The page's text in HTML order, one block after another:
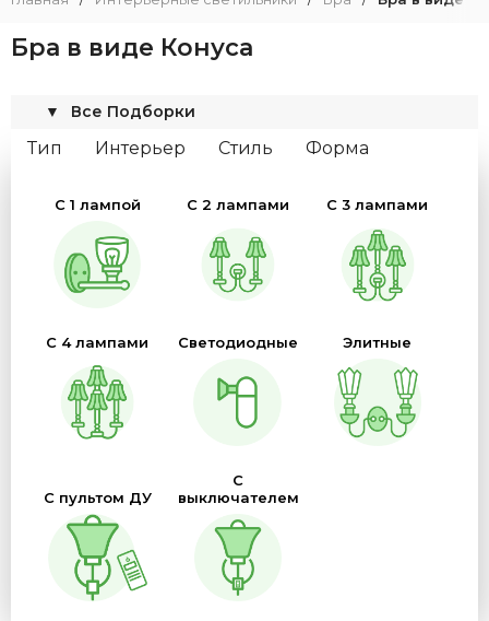
Бра в виде Конуса
Все Подборки
▼
Тип Интерьер Стиль
Форма
Размер
Материал (Основание\Плафон)
Бренд
Страны Защита (IP)
С 1 лампой С 2 лампами С 3 лампами
С 4 лампами Светодиодные Элитные
С пультом ДУ
С
выключателем